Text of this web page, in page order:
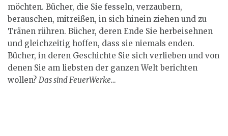
möchten. Bücher, die Sie fesseln, verzaubern,
berauschen, mitreißen, in sich hinein ziehen und zu
Tränen rühren. Bücher, deren Ende Sie herbeisehnen
und gleichzeitig hoffen, dass sie niemals enden.
Bücher, in deren Geschichte Sie sich verlieben und von
denen Sie am liebsten der ganzen Welt berichten
wollen? Das sind FeuerWerke…